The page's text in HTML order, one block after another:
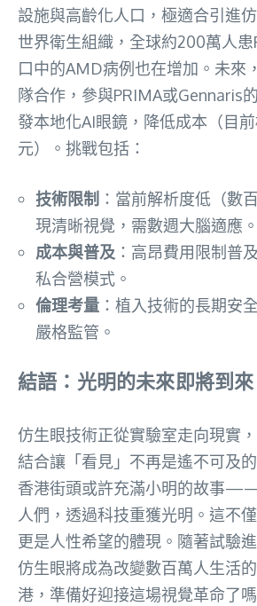
設施與高齡化人口，極適合引進
世界衛生組織，全球約200萬人患
口中的AMD病例也在增加。未來
隊合作，參與PRIMA或Gennaris
發本地化AI眼鏡，降低成本（目
元）。挑戰包括：
技術限制 ：當前解析度低（數
現清晰視覺，需數週大腦適應。
成本與普及 ：高昂費用限制普
私合營模式。
倫理考量 ：植入技術的長期安
嚴格監管。
結語：光明的未來即將到來
仿生眼技術正從實驗室走向現實
結合讓「看見」不再是遙不可及
香港街頭或許充滿小明的故事
人們，透過科技重獲光明。這不
更是人性希望的體現。隨著試驗
仿生眼將成為改變數百萬人生活
港，準備好迎接這場視覺革命了